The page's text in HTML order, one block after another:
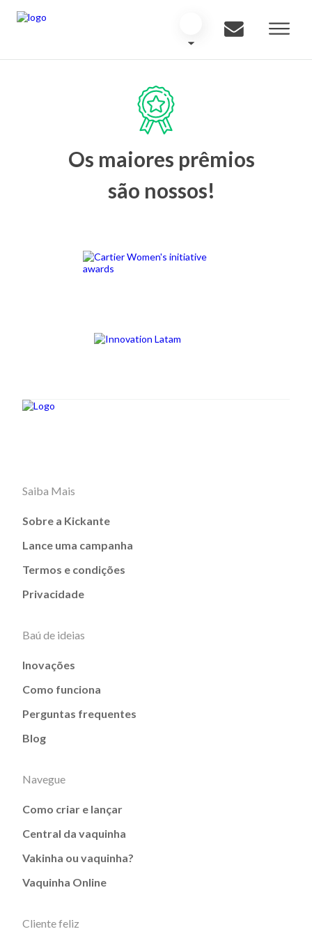
Os maiores prêmios
são nossos!
Saiba Mais
Sobre a Kickante
Lance uma campanha
Termos e condições
Privacidade
Baú de ideias
Inovações
Como funciona
Perguntas frequentes
Blog
Navegue
Como criar e lançar
Central da vaquinha
Vakinha ou vaquinha?
Vaquinha Online
Cliente feliz